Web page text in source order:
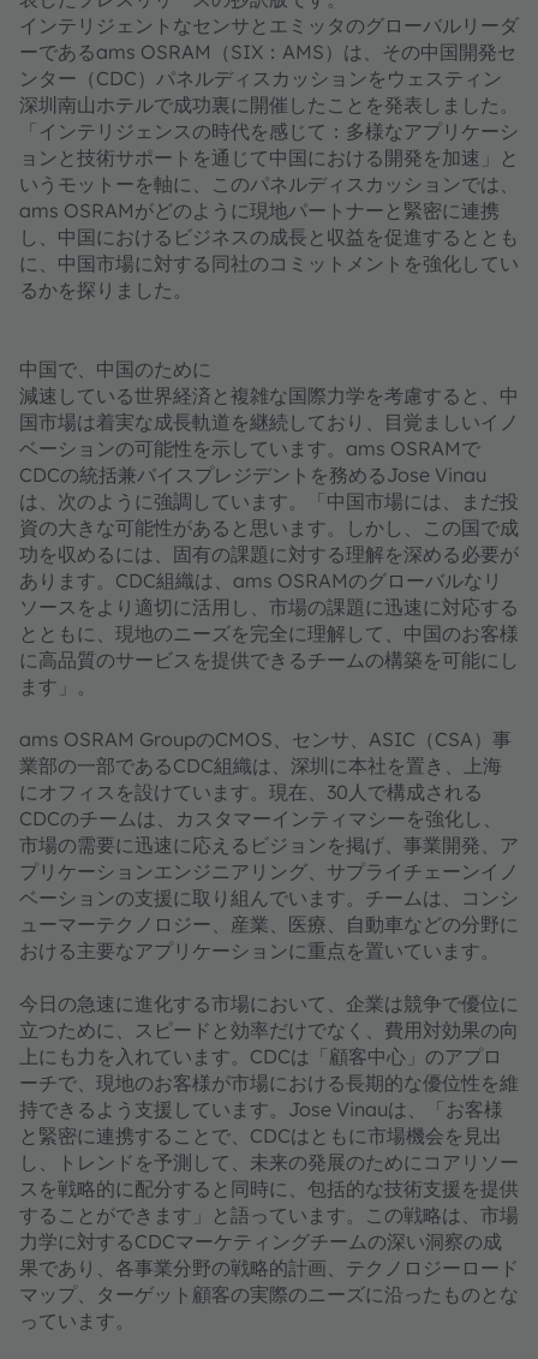
インテリジェントなセンサとエミッタのグローバルリーダ
ーであるams OSRAM（SIX：AMS）は、その中国開発セ
ンター（CDC）パネルディスカッションをウェスティン
深圳南山ホテルで成功裏に開催したことを発表しました。
「インテリジェンスの時代を感じて：多様なアプリケーシ
ョンと技術サポートを通じて中国における開発を加速」と
いうモットーを軸に、このパネルディスカッションでは、
ams OSRAMがどのように現地パートナーと緊密に連携
し、中国におけるビジネスの成長と収益を促進するととも
に、中国市場に対する同社のコミットメントを強化してい
るかを探りました。
中国で、中国のために
減速している世界経済と複雑な国際力学を考慮すると、中
国市場は着実な成長軌道を継続しており、目覚ましいイノ
ベーションの可能性を示しています。ams OSRAMで
CDCの統括兼バイスプレジデントを務めるJose Vinau
は、次のように強調しています。「中国市場には、まだ投
資の大きな可能性があると思います。しかし、この国で成
功を収めるには、固有の課題に対する理解を深める必要が
あります。CDC組織は、ams OSRAMのグローバルなリ
ソースをより適切に活用し、市場の課題に迅速に対応する
とともに、現地のニーズを完全に理解して、中国のお客様
に高品質のサービスを提供できるチームの構築を可能にし
ます」。
ams OSRAM GroupのCMOS、センサ、ASIC（CSA）事
業部の一部であるCDC組織は、深圳に本社を置き、上海
にオフィスを設けています。現在、30人で構成される
CDCのチームは、カスタマーインティマシーを強化し、
市場の需要に迅速に応えるビジョンを掲げ、事業開発、ア
プリケーションエンジニアリング、サプライチェーンイノ
ベーションの支援に取り組んでいます。チームは、コンシ
ューマーテクノロジー、産業、医療、自動車などの分野に
おける主要なアプリケーションに重点を置いています。
今日の急速に進化する市場において、企業は競争で優位に
立つために、スピードと効率だけでなく、費用対効果の向
上にも力を入れています。CDCは「顧客中心」のアプロ
ーチで、現地のお客様が市場における長期的な優位性を維
持できるよう支援しています。Jose Vinauは、「お客様
と緊密に連携することで、CDCはともに市場機会を見出
し、トレンドを予測して、未来の発展のためにコアリソー
スを戦略的に配分すると同時に、包括的な技術支援を提供
することができます」と語っています。この戦略は、市場
力学に対するCDCマーケティングチームの深い洞察の成
果であり、各事業分野の戦略的計画、テクノロジーロード
マップ、ターゲット顧客の実際のニーズに沿ったものとな
っています。